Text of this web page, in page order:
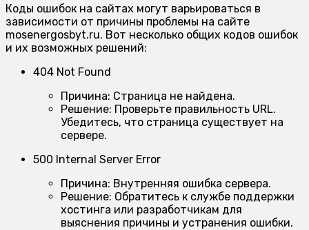
Коды ошибок на сайтах могут варьироваться в
зависимости от причины проблемы на сайте
mosenergosbyt.ru. Вот несколько общих кодов ошибок
и их возможных решений:
404 Not Found
Причина: Страница не найдена.
Решение: Проверьте правильность URL.
Убедитесь, что страница существует на
сервере.
500 Internal Server Error
Причина: Внутренняя ошибка сервера.
Решение: Обратитесь к службе поддержки
хостинга или разработчикам для
выяснения причины и устранения ошибки.